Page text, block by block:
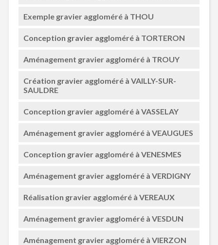
Exemple gravier aggloméré à THOU
Conception gravier aggloméré à TORTERON
Aménagement gravier aggloméré à TROUY
Création gravier aggloméré à VAILLY-SUR-
SAULDRE
Conception gravier aggloméré à VASSELAY
Aménagement gravier aggloméré à VEAUGUES
Conception gravier aggloméré à VENESMES
Aménagement gravier aggloméré à VERDIGNY
Réalisation gravier aggloméré à VEREAUX
Aménagement gravier aggloméré à VESDUN
Aménagement gravier aggloméré à VIERZON